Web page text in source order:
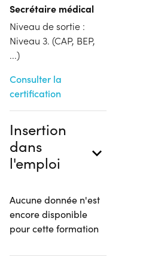
Secrétaire médical
Niveau de sortie :
Niveau 3. (CAP, BEP,
...)
Consulter la
certification
Insertion
dans
l'emploi
Aucune donnée n'est
encore disponible
pour cette formation